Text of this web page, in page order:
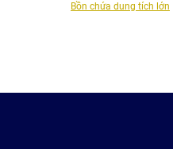
Bồn chứa dung tích lớn